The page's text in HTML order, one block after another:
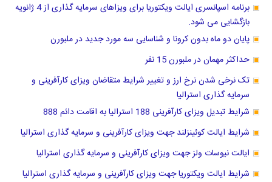
برنامه اسپانسری ایالت ویکتوریا برای ویزاهای سرمایه گذاری از 4 ژانویه
بازگشایی می شود.
پایان دو ماه بدون کرونا و شناسایی سه مورد جدید در ملبورن
حداکثر مهمان در ملبورن 15 نفر
تک نرخی شدن نرخ ارز و تغییر شرایط متقاضان ویزای کارآفرینی و
سرمایه گذاری استرالیا
شرایط تبدیل ویزای کارآفرینی 188 استرالیا به اقامت دائم 888
شرایط ایالت کوئینزلند جهت ویزای کارآفرینی و سرمایه گذاری استرالیا
ایالت نیوسات ولز جهت ویزای کارآفرینی و سرمایه گذاری استرالیا
شرایط ایالت ویکتوریا جهت ویزای کارآفرینی و سرمایه گذاری استرالیا